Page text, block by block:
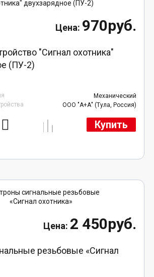
970руб.
"Сигнал охотника"
(ПУ-2)
Механический
ООО "А+А" (Тула, Россия)
Купить
2 450руб.
резьбовые «Сигнал